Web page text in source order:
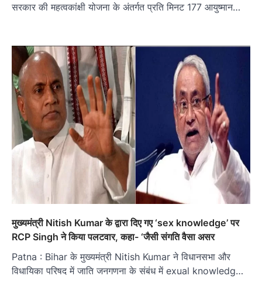
सरकार की महत्वकांक्षी योजना के अंतर्गत प्रति मिनट 177 आयुष्मान…
मुख्यमंत्री Nitish Kumar के द्वारा दिए गए ‘sex knowledge’ पर
RCP Singh ने किया पलटवार, कहा- ‘जैसी संगति वैसा असर
Patna : Bihar के मुख्यमंत्री Nitish Kumar ने विधानसभा और
विधायिका परिषद में जाति जनगणना के संबंध में exual knowledg…